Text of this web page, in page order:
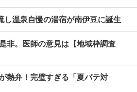
し温泉自慢の湯宿が南伊豆に誕生
非。医師の意見は【地域枠調査
熱弁！完璧すぎる「夏バテ対